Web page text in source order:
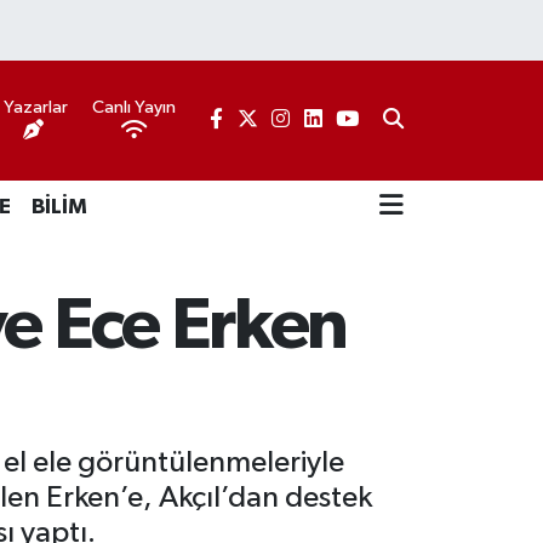
Yazarlar Canlı Yayın
BİLİM
Ece Erken
el ele görüntülenmeleriyle
Erken’e, Akçıl’dan destek
yaptı.